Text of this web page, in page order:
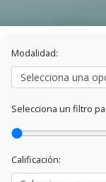
Modalidad:
Selecciona un filtro
Calificación: